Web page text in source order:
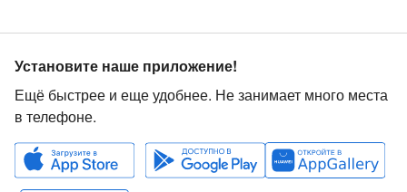
Установите наше приложение!
Ещё быстрее и еще удобнее. Не занимает много места
в телефоне.